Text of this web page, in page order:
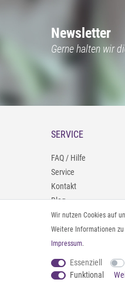
Newsletter
Gerne halten wir
SERVICE
FAQ / Hilfe
Service
Kontakt
Blog
09402/9388966
0160/98693481
Wir nutzen Cookies auf
Weitere Informationen
Impressum.
Essenziell
Funktional